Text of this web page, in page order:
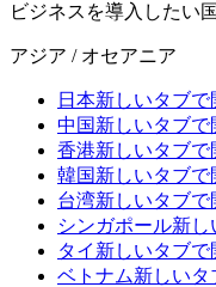
ビジネスを導入したい
アジア / オセアニア
日本新しいタブで
中国新しいタブで
香港新しいタブで
韓国新しいタブで
台湾新しいタブで
シンガポール新し
タイ 新しいタブで
ベトナム新しいタ